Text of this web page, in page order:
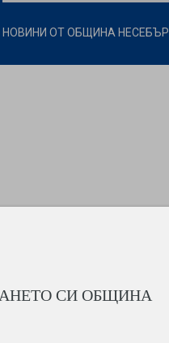
НОВИНИ ОТ ОБЩИНА НЕСЕБЪР
СИ ОБЩИНА